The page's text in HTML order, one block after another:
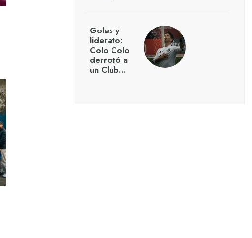
Goles y
liderato:
Colo Colo
derrotó a
un Club…